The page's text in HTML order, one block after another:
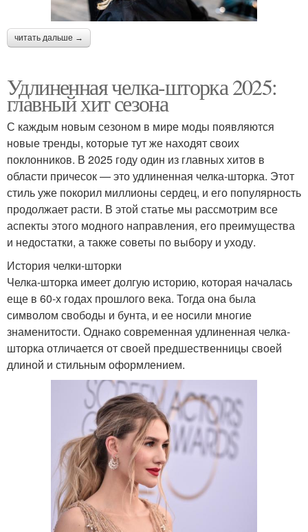
читать дальше →
Удлиненная челка-шторка 2025:
главный хит сезона
С каждым новым сезоном в мире моды появляются
новые тренды, которые тут же находят своих
поклонников. В 2025 году один из главных хитов в
области причесок — это удлиненная челка-шторка. Этот
стиль уже покорил миллионы сердец, и его популярность
продолжает расти. В этой статье мы рассмотрим все
аспекты этого модного направления, его преимущества
и недостатки, а также советы по выбору и уходу.
История челки-шторки
Челка-шторка имеет долгую историю, которая началась
еще в 60-х годах прошлого века. Тогда она была
символом свободы и бунта, и ее носили многие
знаменитости. Однако современная удлиненная челка-
шторка отличается от своей предшественницы своей
длиной и стильным оформлением.